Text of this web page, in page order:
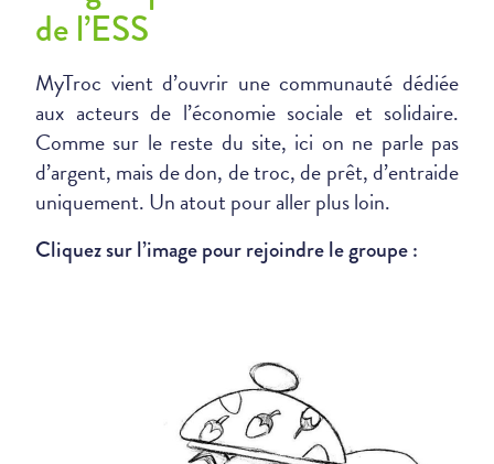
de l’ESS
MyTroc vient d’ouvrir une communauté dédiée
aux acteurs de l’économie sociale et solidaire.
Comme sur le reste du site, ici on ne parle pas
d’argent, mais de don, de troc, de prêt, d’entraide
uniquement. Un atout pour aller plus loin.
Cliquez sur l’image pour rejoindre le groupe :